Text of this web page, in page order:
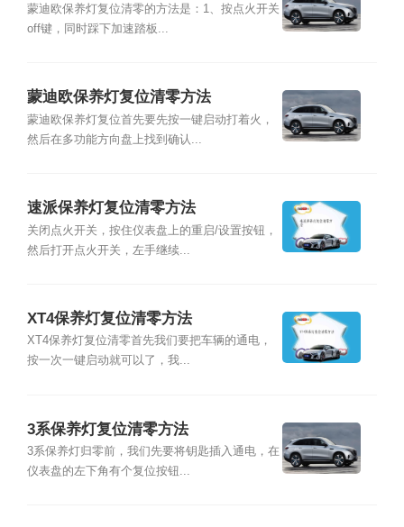
么？
蒙迪欧保养灯复位清零的方法是：1、按点火开关
off键，同时踩下加速踏板...
蒙迪欧保养灯复位清零方法
蒙迪欧保养灯复位首先要先按一键启动打着火，
然后在多功能方向盘上找到确认...
速派保养灯复位清零方法
关闭点火开关，按住仪表盘上的重启/设置按钮，
然后打开点火开关，左手继续...
XT4保养灯复位清零方法
XT4保养灯复位清零首先我们要把车辆的通电，
按一次一键启动就可以了，我...
3系保养灯复位清零方法
3系保养灯归零前，我们先要将钥匙插入通电，在
仪表盘的左下角有个复位按钮...